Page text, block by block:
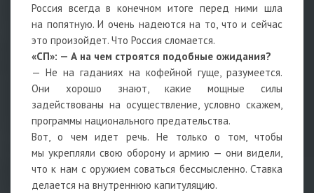
Россия всегда в конечном итоге перед ними шла
на попятную. И очень надеются на то, что и сейчас
это произойдет. Что Россия сломается.
«СП»: — А на чем строятся подобные ожидания?
— Не на гаданиях на кофейной гуще, разумеется.
Они хорошо знают, какие мощные силы
задействованы на осуществление, условно скажем,
программы национального предательства.
Вот, о чем идет речь. Не только о том, чтобы
мы укрепляли свою оборону и армию — они видели,
что к нам с оружием соваться бессмысленно. Ставка
делается на внутреннюю капитуляцию.